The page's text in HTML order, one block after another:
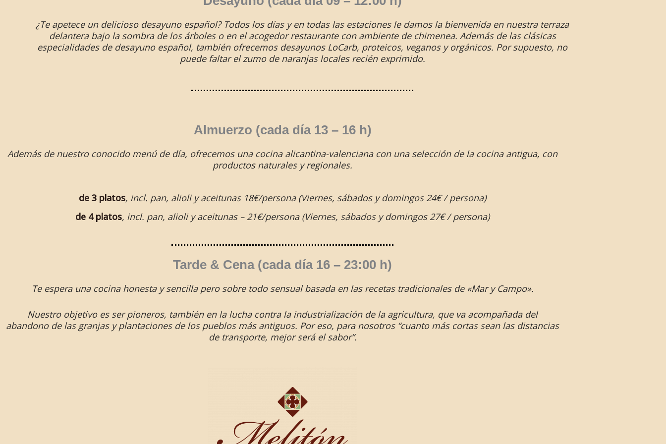
¿Te apetece un delicioso desayuno español? Todos los días y en todas las estaciones le damos la bienvenida en nuestra terraza
delantera bajo la sombra de los árboles o en el acogedor restaurante con ambiente de chimenea. Además de las clásicas
especialidades de desayuno español, también ofrecemos desayunos LoCarb, proteicos, veganos y orgánicos. Por supuesto, no
puede faltar el zumo de naranjas locales recién exprimido.
Almuerzo (cada día 13 – 16 h)
Además de nuestro conocido menú de día, ofrecemos una cocina alicantina-valenciana con una selección de la cocina antigua, con
productos naturales y regionales.
de 3 platos, incl. pan, alioli y aceitunas 18€/persona (Viernes, sábados y domingos 24€ / persona)
de 4 platos, incl. pan, alioli y aceitunas – 21€/persona (Viernes, sábados y domingos 27€ / persona)
Tarde & Cena (cada día 16 – 23:00 h)
Te espera una cocina honesta y sencilla pero sobre todo sensual basada en las recetas tradicionales de «Mar y Campo».
Nuestro objetivo es ser pioneros, también en la lucha contra la industrialización de la agricultura, que va acompañada del
abandono de las granjas y plantaciones de los pueblos más antiguos. Por eso, para nosotros “cuanto más cortas sean las distancias
de transporte, mejor será el sabor”.